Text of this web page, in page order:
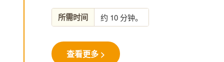
所需时间 约 10 分钟。
查看更多 >